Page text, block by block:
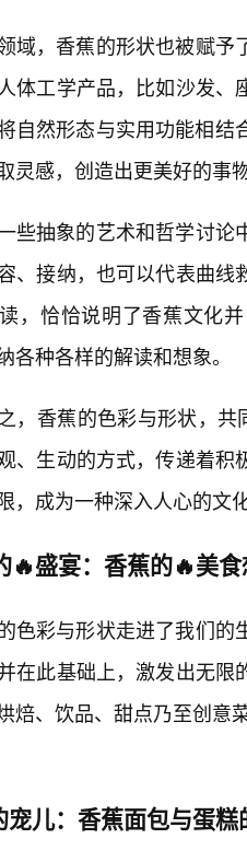
域，香蕉的形状也被赋予
体工学产品，比如沙发
自然形态与实用功能相
灵感，创造出更美好的事
些抽象的艺术和哲学讨论
、接纳，也可以代表曲
，恰恰说明了香蕉文化
各种各样的解读和想象。
，香蕉的色彩与形状，共
、生动的方式，传递着
，成为一种深入人心的文
🔥盛宴：香蕉的🔥美
色彩与形状走进了我们
在此基础上，激发出无
焙、饮品、甜点乃至创意
宠儿：香蕉面包与蛋糕